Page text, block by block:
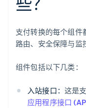
支付转换的每个组件
路由、安全保障与监
组件包括以下几类：
入站接口： 这是
应用程序接口